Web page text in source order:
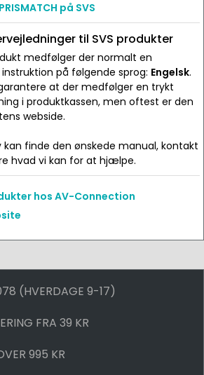
PRISMATCH på SVS
til SVS produkter
medfølger der normalt en
på følgende sprog: Engelsk.
at der medfølger en trykt
i produktkassen, men oftest er den
webside.
finde den ønskede manual, kontakt
hvad vi kan for at hjælpe.
hos AV-Connection
(HVERDAGE 9-17)
FRA 39 KR
995 KR